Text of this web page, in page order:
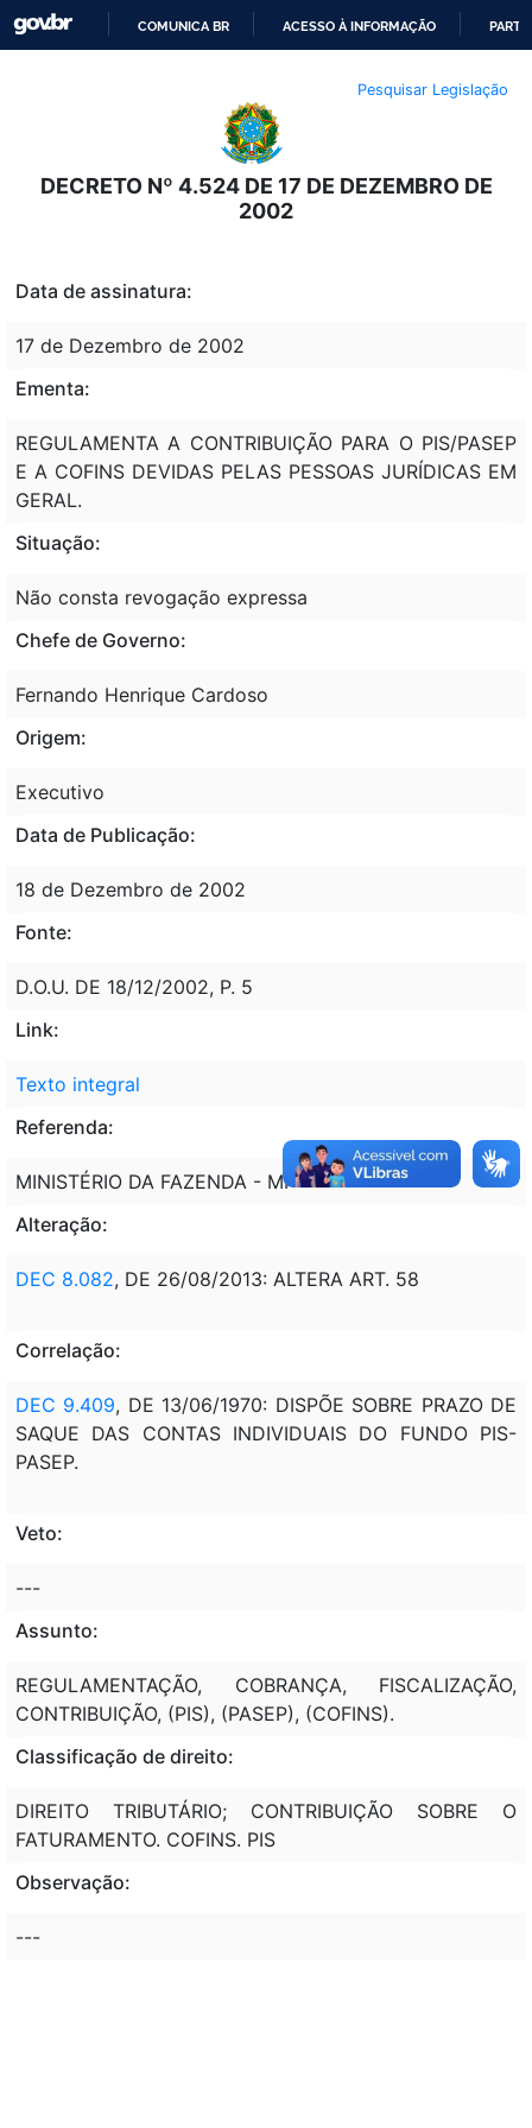
O
CONTEÚDO
COMUNICA BR ACESSO À INFORMAÇÃO
Pesquisar Legislação
DECRETO Nº 4.524 DE 17 DE DEZEMBRO DE
2002
Data de assinatura:
17 de Dezembro de 2002
Ementa:
REGULAMENTA A CONTRIBUIÇÃO PARA O PIS/PASEP
E A COFINS DEVIDAS PELAS PESSOAS JURÍDICAS EM
GERAL.
Situação:
Não consta revogação expressa
Chefe de Governo:
Fernando Henrique Cardoso
Origem:
Executivo
Data de Publicação:
18 de Dezembro de 2002
Fonte:
D.O.U. DE 18/12/2002, P. 5
Link:
Texto integral
Referenda:
MINISTÉRIO DA FAZENDA - MF
Alteração:
DEC 8.082, DE 26/08/2013: ALTERA ART. 58
Correlação:
DEC 9.409, DE 13/06/1970: DISPÕE SOBRE PRAZO DE
SAQUE DAS CONTAS INDIVIDUAIS DO FUNDO PIS-
PASEP.
Veto:
---
Assunto:
REGULAMENTAÇÃO, COBRANÇA, FISCALIZAÇÃO,
CONTRIBUIÇÃO, (PIS), (PASEP), (COFINS).
Classificação de direito:
DIREITO TRIBUTÁRIO; CONTRIBUIÇÃO SOBRE O
FATURAMENTO. COFINS. PIS
Observação:
---